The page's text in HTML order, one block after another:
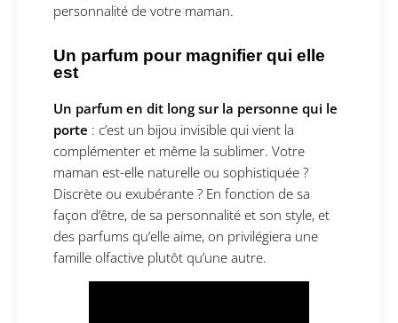
personnalité de votre maman.
Un parfum pour magnifier qui elle
est
Un parfum en dit long sur la personne qui le
porte : c’est un bijou invisible qui vient la
complémenter et même la sublimer. Votre
maman est-elle naturelle ou sophistiquée ?
Discrète ou exubérante ? En fonction de sa
façon d’être, de sa personnalité et son style, et
des parfums qu’elle aime, on privilégiera une
famille olfactive plutôt qu’une autre.